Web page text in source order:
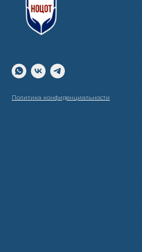
Политика конфиденциальности